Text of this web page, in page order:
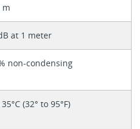
m
at 1 meter
non-condensing
(32° to 95°F)